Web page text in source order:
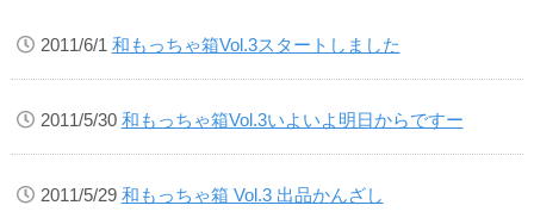
2011/6/1 和もっちゃ箱Vol.3スタートしました
2011/5/30 和もっちゃ箱Vol.3いよいよ明日からですー
2011/5/29 和もっちゃ箱 Vol.3 出品かんざし